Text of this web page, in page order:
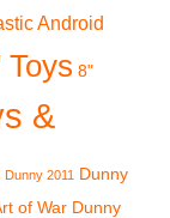
Android
8"
&
Dunny 2011 Dunny
of War Dunny